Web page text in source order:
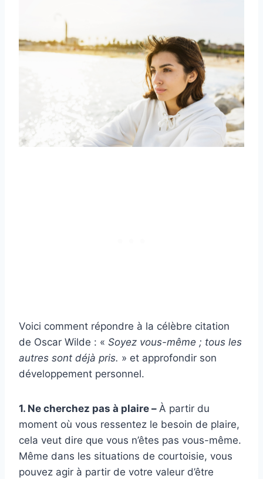
Voici comment répondre à la célèbre citation
de Oscar Wilde : « Soyez vous-même ; tous les
autres sont déjà pris. » et approfondir son
développement personnel.
1. Ne cherchez pas à plaire – À partir du
moment où vous ressentez le besoin de plaire,
cela veut dire que vous n’êtes pas vous-même.
Même dans les situations de courtoisie, vous
pouvez agir à partir de votre valeur d’être